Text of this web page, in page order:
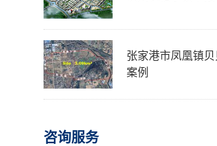
张家港市凤凰镇
案例
咨询服务